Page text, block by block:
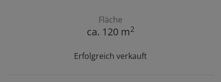
Fläche
ca. 120 m2
Erfolgreich verkauft